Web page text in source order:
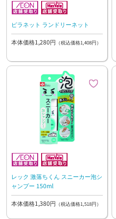
ピラネット ランドリーネット
本体価格1,280円 （税込価格1,408円）
レック 激落ちくん スニーカー泡シ
ャンプー 150ml
本体価格1,380円 （税込価格1,518円）